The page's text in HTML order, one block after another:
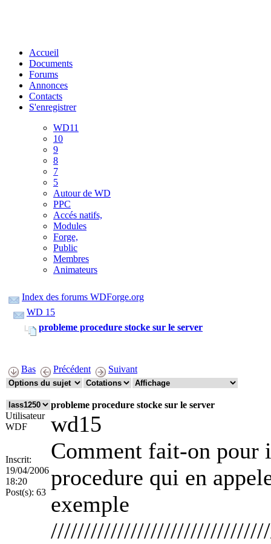
Accueil
Documents
Forums
Annonces
Contacts
S'enregistrer
WD11
10
9
8
7
5
Autour de WD
PPC
Accés natifs,
Modules
Forge,
Public
Membres
Animateurs
Index des forums WDForge.org
WD 15
probleme procedure stocke sur le server
Bas Précédent Suivant
probleme procedure stocke sur le server
Utilisateur
WDF
Inscrit:
19/04/2006
18:20
Post(s): 63
wd15
Comment fait-on pour
procedure qui en
exemple